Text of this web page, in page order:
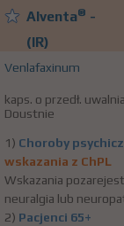
Alventa® -
(IR)
Venlafaxinum
kaps. o przedł.
Doustnie
1) Choroby
wskazania z ChPL
Wskazania
neuralgia lub
2) Pacjenci 65+